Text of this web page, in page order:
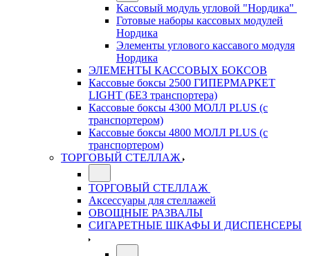
Кассовый модуль угловой "Нордика"
Готовые наборы кассовых модулей
Нордика
Элементы углового кассавого модуля
Нордика
ЭЛЕМЕНТЫ КАССОВЫХ БОКСОВ
Кассовые боксы 2500 ГИПЕРМАРКЕТ
LIGHT (БЕЗ транспортера)
Кассовые боксы 4300 МОЛЛ PLUS (с
транспортером)
Кассовые боксы 4800 МОЛЛ PLUS (с
транспортером)
ТОРГОВЫЙ СТЕЛЛАЖ
ТОРГОВЫЙ СТЕЛЛАЖ
Аксессуары для стеллажей
ОВОЩНЫЕ РАЗВАЛЫ
СИГАРЕТНЫЕ ШКАФЫ И ДИСПЕНСЕРЫ